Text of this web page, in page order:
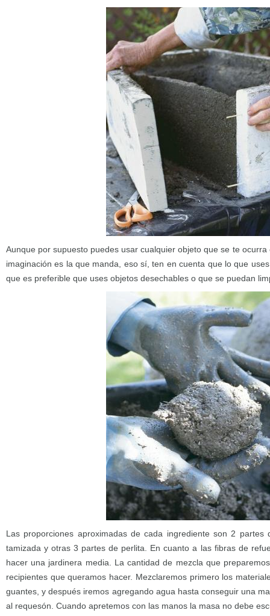
Aunque por supuesto puedes usar cualquier objeto que se te
imaginación es la que manda, eso sí, ten en cuenta que lo que
que es preferible que uses objetos desechables o que se puedan
Las proporciones aproximadas de cada ingrediente son 2
tamizada y otras 3 partes de perlita. En cuanto a las fibras de
hacer una jardinera media. La cantidad de mezcla que
recipientes que queramos hacer. Mezclaremos primero los
guantes, y después iremos agregando agua hasta conseguir una
al requesón. Cuando apretemos con las manos la masa no debe